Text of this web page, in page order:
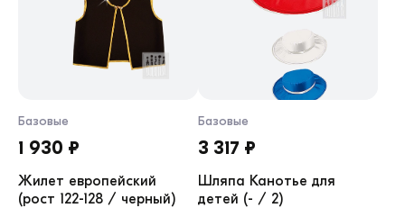
Базовые
1 930 ₽
Жилет европейский
(рост 122-128 / черный)
Базовые
3 317 ₽
Шляпа Канотье для
детей (- / 2)